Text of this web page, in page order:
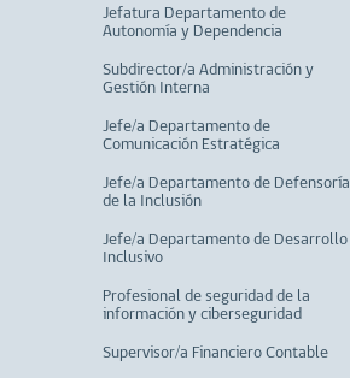
Jefatura Departamento de
Autonomía y Dependencia
Subdirector/a Administración y
Gestión Interna
Jefe/a Departamento de
Comunicación Estratégica
Jefe/a Departamento de Defensoría
de la Inclusión
Jefe/a Departamento de Desarrollo
Inclusivo
Profesional de seguridad de la
información y ciberseguridad
Supervisor/a Financiero Contable